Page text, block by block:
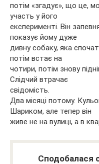
потім «згадує», що це,
участь у його
експерименті. Він
показує йому дуже
дивну собаку, яка
потім встає на
чотири, потім знову
Слідчий втрачає
свідомість.
Два місяці потому.
Шариком, але тепер він
живе не на вулиці, а в
Сподобалася